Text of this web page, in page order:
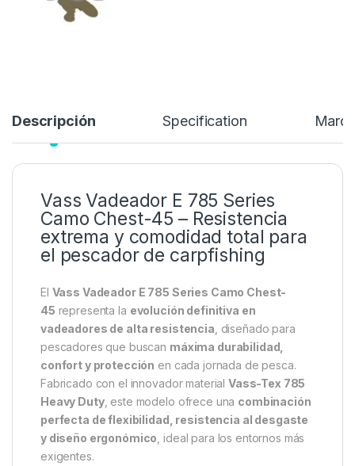
Descripción Specification Marca
Vass Vadeador E 785 Series
Camo Chest-45 – Resistencia
extrema y comodidad total para
el pescador de carpfishing
El Vass Vadeador E 785 Series Camo Chest-
45 representa la evolución definitiva en
vadeadores de alta resistencia , diseñado para
pescadores que buscan máxima durabilidad,
confort y protección en cada jornada de pesca.
Fabricado con el innovador material Vass-Tex 785
Heavy Duty, este modelo ofrece una combinación
perfecta de flexibilidad, resistencia al desgaste
y diseño ergonómico , ideal para los entornos más
exigentes.